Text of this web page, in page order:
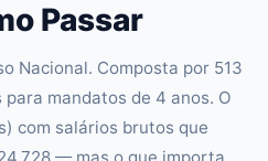
Passar
Nacional. Composta por 513
mandatos de 4 anos. O
com salários brutos que